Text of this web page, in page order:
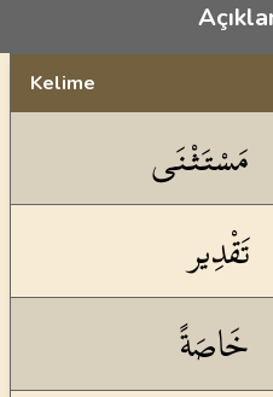
Kelime
مَسْتَثْنَى
تَقْدِير
خَاصَةً